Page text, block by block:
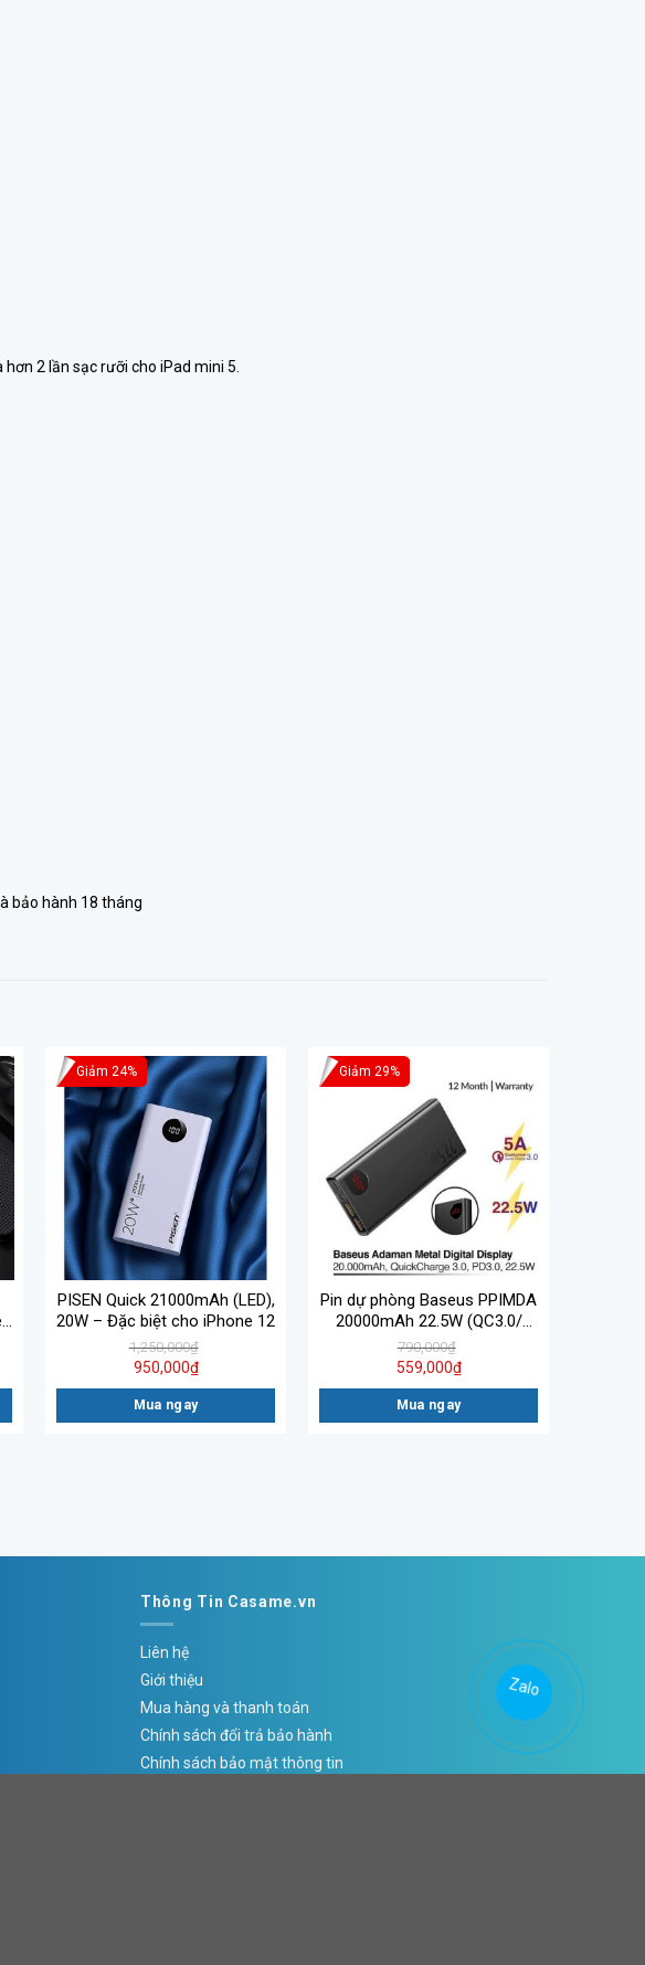
2 lần sạc rưỡi cho iPad mini 5.
bảo hành 18 tháng
Giảm 24%
PISEN Quick 21000mAh (LED),
20W – Đặc biệt cho iPhone 12
1,250,000₫
950,000₫
Mua ngay
Giảm 29%
Pin dự phòng Baseus PPIMDA
20000mAh 22.5W (QC3.0/
PD3.0/ SCP/ AFC Quick charge
Power Bank)
790,000₫
559,000₫
Mua ngay
Zalo
Zalo
Thông Tin Casame.vn
Liên hệ
Giới thiệu
Mua hàng và thanh toán
Chính sách đổi trả bảo hành
Chính sách bảo mật thông tin